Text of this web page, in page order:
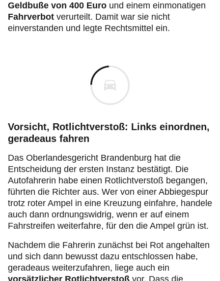
Geldbuße von 400 Euro und einem einmonatigen
Fahrverbot verurteilt. Damit war sie nicht
einverstanden und legte Rechtsmittel ein.
Vorsicht, Rotlichtverstoß: Links einordnen,
geradeaus fahren
Das Oberlandesgericht Brandenburg hat die
Entscheidung der ersten Instanz bestätigt. Die
Autofahrerin habe einen Rotlichtverstoß begangen,
führten die Richter aus. Wer von einer Abbiegespur
trotz roter Ampel in eine Kreuzung einfahre, handele
auch dann ordnungswidrig, wenn er auf einem
Fahrstreifen weiterfahre, für den die Ampel grün ist.
Nachdem die Fahrerin zunächst bei Rot angehalten
und sich dann bewusst dazu entschlossen habe,
geradeaus weiterzufahren, liege auch ein
vorsätzlicher Rotlichtverstoß vor. Dass die